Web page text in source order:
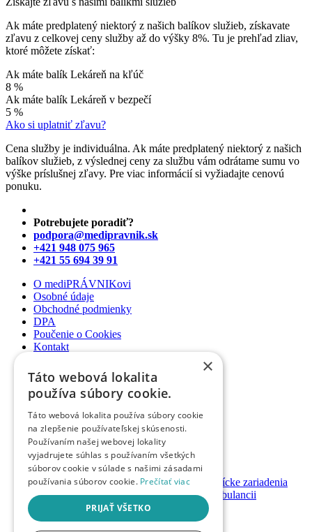
Ak máte predplatený niektorý z našich balíkov služieb, získavate
zľavu z celkovej ceny služby až do výšky 8%. Tu je prehľad zliav,
ktoré môžete získať:
Ak máte balík Lekáreň na kľúč
8 %
Ak máte balík Lekáreň v bezpečí
5 %
Ako si uplatniť zľavu?
Cena služby je individuálna. Ak máte predplatený niektorý z našich
balíkov služieb, z výslednej ceny za službu vám odrátame sumu vo
výške príslušnej zľavy. Pre viac informácií si vyžiadajte cenovú
ponuku.
Potrebujete poradiť?
podpora@medipravnik.sk
+421 948 075 965
+421 55 694 39 91
O mediPRÁVNIKovi
Osobné údaje
Obchodné podmienky
DPA
Poučenie o Cookies
Kontakt
Newsletter
Články
Podcasty
Informované súhlasy
Právny web pre ambulancie
Právnik na telefóne
GDPR ambulancie / lekárne
Systémy bezpečnosti pacienta pre zdravotnícke zariadenia
Nastavenie priamych platieb pacienta v ambulancii
Založenie / prevody ambulancií a lekární
×
Táto webová lokalita
používa súbory cookie.
Táto webová lokalita používa súbory cookie
na zlepšenie používateľskej skúsenosti.
Používaním našej webovej lokality
vyjadrujete súhlas s používaním všetkých
súborov cookie v súlade s našimi zásadami
používania súborov cookie. Prečítať viac
PRIJAŤ VŠETKO